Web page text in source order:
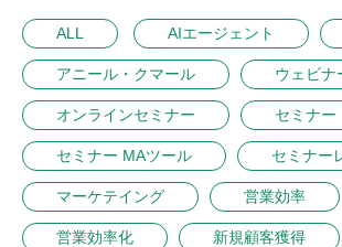
ALL AIエージェント
アニール・クマール ウェビナ
オンラインセミナー セミナー
セミナー MAツール セミナー
マーケテイング 営業効率
営業効率化 新規顧客獲得